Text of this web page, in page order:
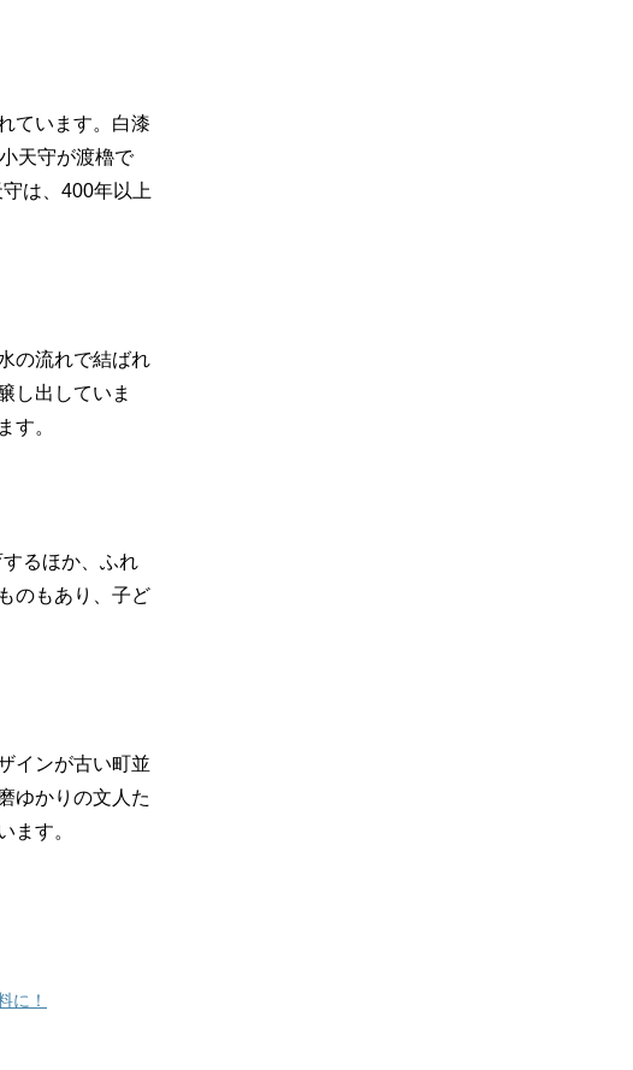
ています。白漆
天守が渡櫓で
は、400年以上
の流れで結ばれ
し出していま
す。
るほか、ふれ
のもあり、子ど
インが古い町並
ゆかりの文人た
ます。
に！